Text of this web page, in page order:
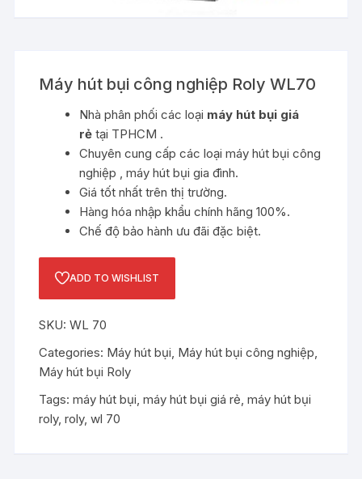
Máy hút bụi công nghiệp Roly WL70
Nhà phân phối các loại máy hút bụi giá
rẻ tại TPHCM .
Chuyên cung cấp các loại máy hút bụi công
nghiệp , máy hút bụi gia đình.
Giá tốt nhất trên thị trường.
Hàng hóa nhập khẩu chính hãng 100%.
Chế độ bảo hành ưu đãi đặc biệt.
ADD TO WISHLIST
SKU:WL 70
Categories: Máy hút bụi Máy hút bụi công nghiệp
Máy hút bụi Roly
Tags:máy hút bụi ,máy hút bụi giá rẻ ,máy hút bụi
roly,roly,wl 70